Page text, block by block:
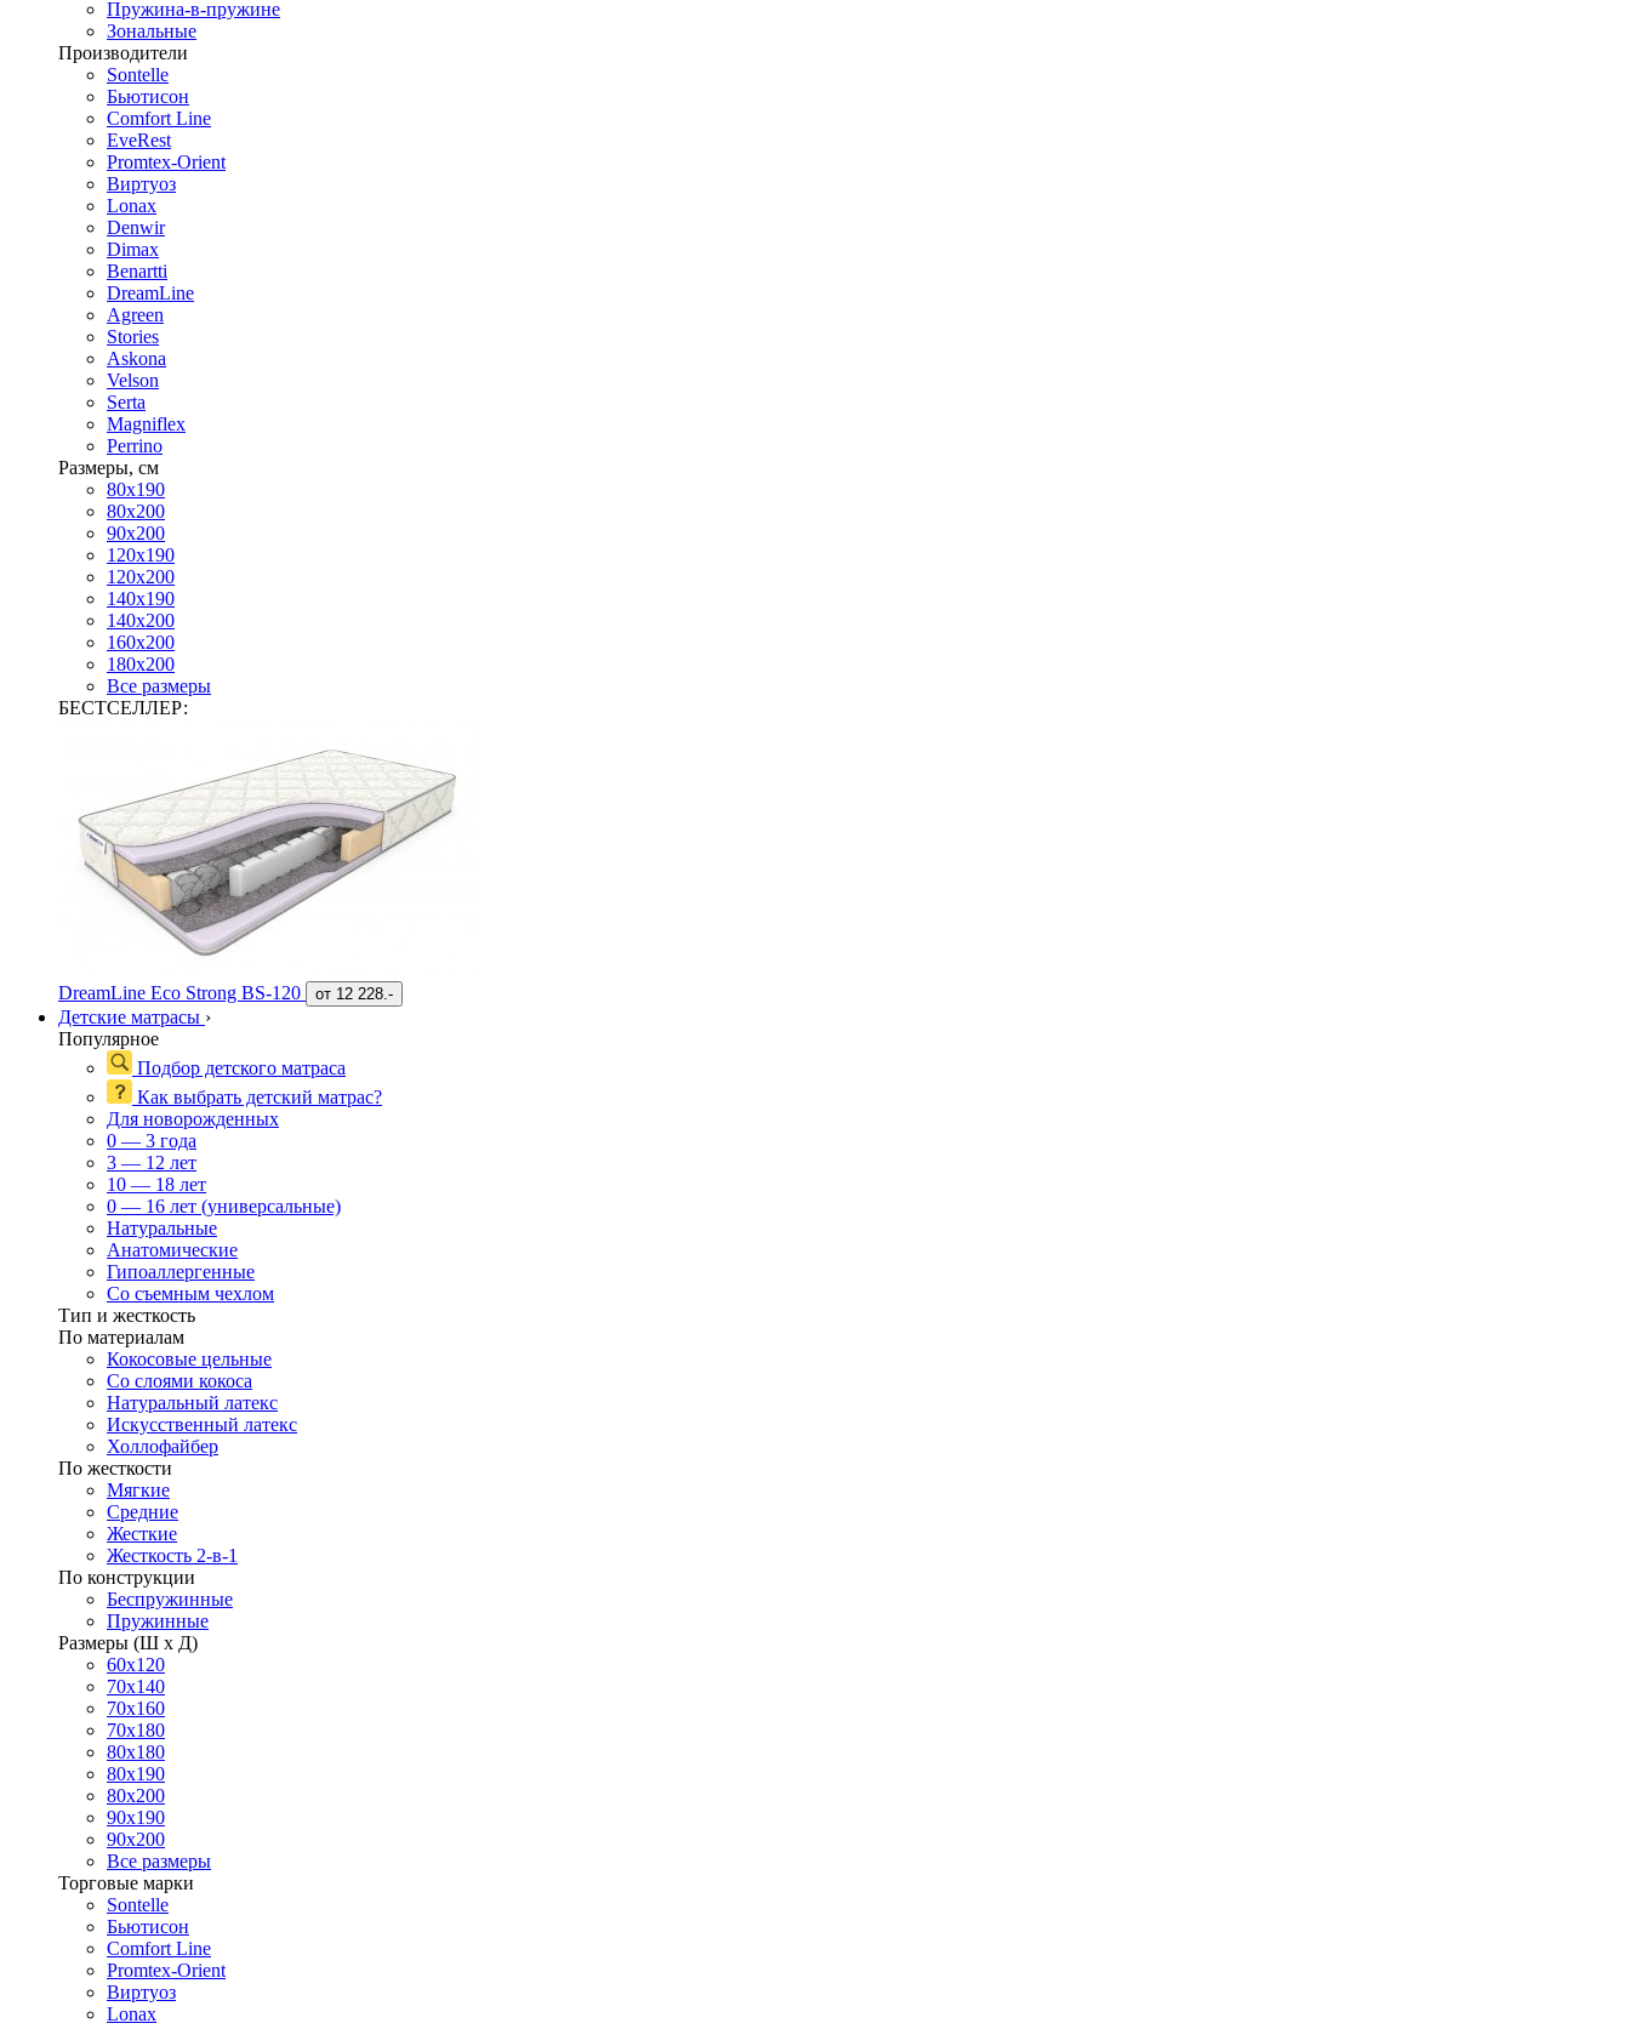
Пружина-в-пружине
Зональные
Производители
Sontelle
Бьютисон
Comfort Line
EveRest
Promtex-Orient
Виртуоз
Lonax
Denwir
Dimax
Benartti
DreamLine
Agreen
Stories
Askona
Velson
Serta
Magniflex
Perrino
Размеры, см
80х190
80х200
90х200
120х190
120х200
140х190
140х200
160х200
180х200
Все размеры
БЕСТСЕЛЛЕР:
DreamLine Eco Strong BS-120 от 12 228.-
Детские матрасы ›
Популярное
Подбор детского матраса
Как выбрать детский матрас?
Для новорожденных
0 — 3 года
3 — 12 лет
10 — 18 лет
0 — 16 лет (универсальные)
Натуральные
Анатомические
Гипоаллергенные
Со съемным чехлом
Тип и жесткость
По материалам
Кокосовые цельные
Со слоями кокоса
Натуральный латекс
Искусственный латекс
Холлофайбер
По жесткости
Мягкие
Средние
Жесткие
Жесткость 2-в-1
По конструкции
Беспружинные
Пружинные
Размеры (Ш х Д)
60х120
70х140
70х160
70х180
80х180
80х190
80х200
90х190
90х200
Все размеры
Торговые марки
Sontelle
Бьютисон
Comfort Line
Promtex-Orient
Виртуоз
Lonax